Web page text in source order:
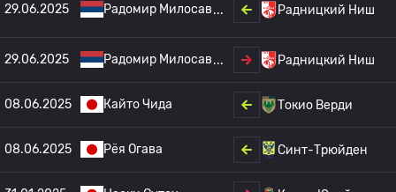
29.06.2025 Радомир Милосав Радницкий Ниш
29.06.2025 Радомир Милосав Радницкий Ниш
08.06.2025 Кайто Чида Токио Верди
08.06.2025 Рёя Огава Синт-Трюйден